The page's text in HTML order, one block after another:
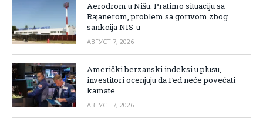
Aerodrom u Nišu: Pratimo situaciju sa
Rajanerom, problem sa gorivom zbog
sankcija NIS-u
АВГУСТ 7, 2026
Američki berzanski indeksi u plusu,
investitori ocenjuju da Fed neće povećati
kamate
АВГУСТ 7, 2026